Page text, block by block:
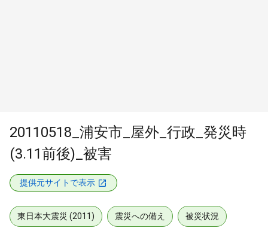
20110518_浦安市_屋外_行政_発災時
(3.11前後)_被害
提供元サイトで表示
東日本大震災 (2011) 震災への備え 被災状況